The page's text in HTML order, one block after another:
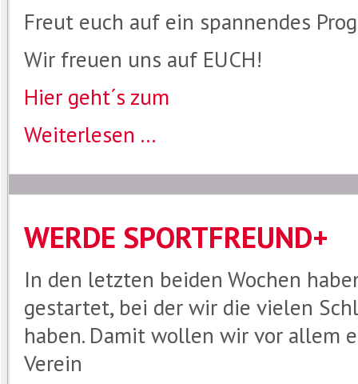
Freut euch auf ein spannendes
Wir freuen uns auf EUCH!
Hier geht´s zum
Weiterlesen ...
WERDE SPORTFREUND+
In den letzten beiden Wochen
gestartet, bei der wir die vielen
haben. Damit wollen wir vor allem
Verein